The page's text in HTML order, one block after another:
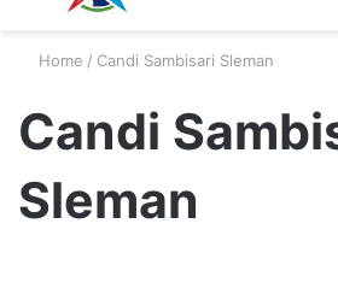
Home / Candi Sambisari Sleman
Candi
Sleman